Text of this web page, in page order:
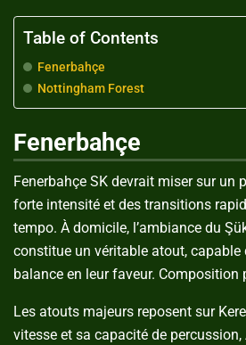
Table of Contents
Fenerbahçe
Nottingham Forest
Fenerbahçe
Fenerbahçe SK devrait miser sur un
forte intensité et des transitions
tempo. À domicile, l’ambiance du
constitue un véritable atout, capable
balance en leur faveur. Composition
Les atouts majeurs reposent sur
vitesse et sa capacité de percussion,